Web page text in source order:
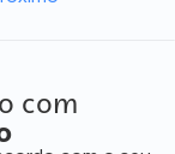
com